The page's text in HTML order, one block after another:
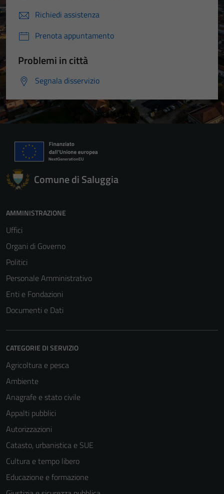
Richiedi assistenza
Prenota appuntamento
Problemi in città
Segnala disservizio
Comune di Saluggia
AMMINISTRAZIONE
Uffici
Organi di Governo
Politici
Personale Amministrativo
Enti e Fondazioni
Documenti e Dati
CATEGORIE DI SERVIZIO
Agricoltura e pesca
Ambiente
Anagrafe e stato civile
Appalti pubblici
Autorizzazioni
Catasto, urbanistica e SUE
Cultura e tempo libero
Educazione e formazione